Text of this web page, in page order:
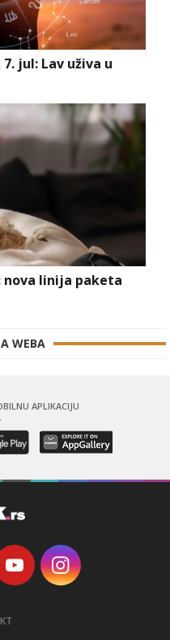
jul: Lav uživa u
linija paketa
WEBA
APLIKACIJU